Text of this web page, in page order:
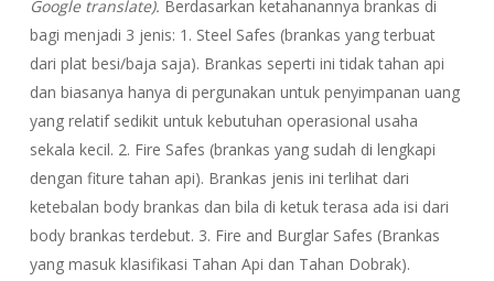
Google translate). Berdasarkan ketahanannya brankas di
bagi menjadi 3 jenis: 1. Steel Safes (brankas yang terbuat
dari plat besi/baja saja). Brankas seperti ini tidak tahan api
dan biasanya hanya di pergunakan untuk penyimpanan uang
yang relatif sedikit untuk kebutuhan operasional usaha
sekala kecil. 2. Fire Safes (brankas yang sudah di lengkapi
dengan fiture tahan api). Brankas jenis ini terlihat dari
ketebalan body brankas dan bila di ketuk terasa ada isi dari
body brankas terdebut. 3. Fire and Burglar Safes (Brankas
yang masuk klasifikasi Tahan Api dan Tahan Dobrak).